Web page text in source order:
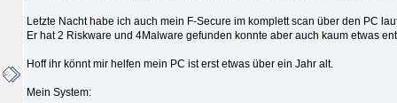
Letzte Nacht habe ich auch mein F-Secure im komplett scan über den PC
Er hat 2 Riskware und 4Malware gefunden konnte aber auch kaum etwas
Hoff ihr könnt mir helfen mein PC ist erst etwas über ein Jahr alt.
Mein System: